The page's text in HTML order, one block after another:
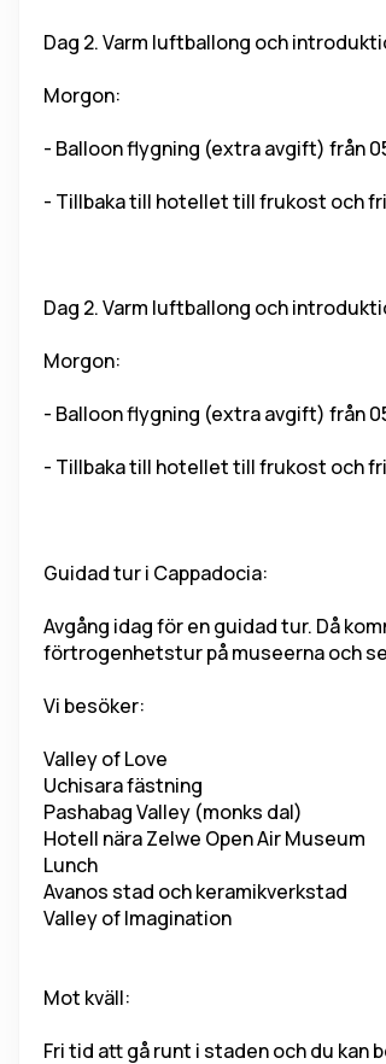
Dag 2. Varm luftballong och
Morgon:
- Balloon flygning (extra avgift) från
- Tillbaka till hotellet till frukost och
Dag 2. Varm luftballong och
Morgon:
- Balloon flygning (extra avgift) från
- Tillbaka till hotellet till frukost och
Guidad tur i Cappadocia:
Avgång idag för en guidad tur. Då
förtrogenhetstur på museerna och
Vi besöker:
Valley of Love
Uchisara fästning
Pashabag Valley (monks dal)
Hotell nära Zelwe Open Air Museum
Lunch
Avanos stad och keramikverkstad
Valley of Imagination
Mot kväll:
Fri tid att gå runt i staden och du kan